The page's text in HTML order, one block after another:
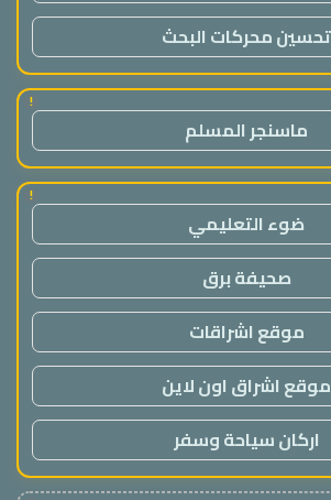
تحسين محركات البحث
!
ماسنجر المسلم
!
ضوء التعليمي
صحيفة برق
موقع اشراقات
موقع اشراق اون لاين
اركان سياحة وسفر